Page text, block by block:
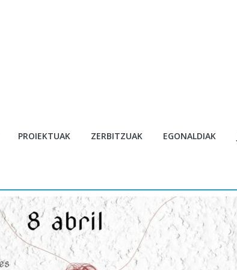
PROIEKTUAK ZERBITZUAK EGONALDIAK